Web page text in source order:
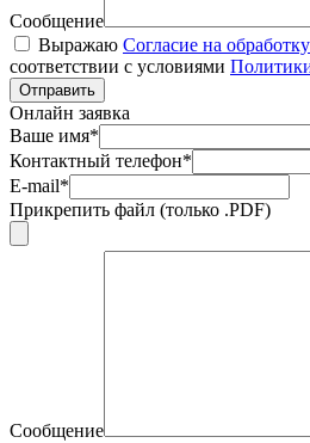
Сообщение
Выражаю Согласие на
соответствии с условиями
Отправить
Онлайн заявка
Ваше имя*
Контактный телефон*
E-mail*
Прикрепить файл (только .PDF)
Сообщение